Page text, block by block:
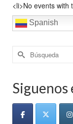
<li>No events with
Spanish
Buscar
por:
Siguenos